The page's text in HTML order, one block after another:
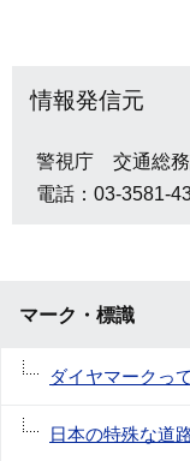
情報発信元
警視庁 交通総
電話：03-3581-
マーク・標識
ダイヤマークっ
日本の特殊な道